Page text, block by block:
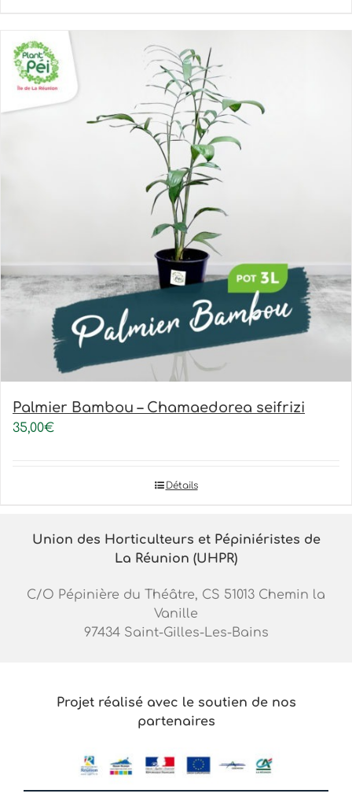
Palmier Bambou – Chamaedorea seifrizi
35,00€
Détails
Union des Horticulteurs et Pépiniéristes de
La Réunion (UHPR)
C/O Pépinière du Théâtre, CS 51013 Chemin la
Vanille
97434 Saint-Gilles-Les-Bains
Projet réalisé avec le soutien de nos
partenaires